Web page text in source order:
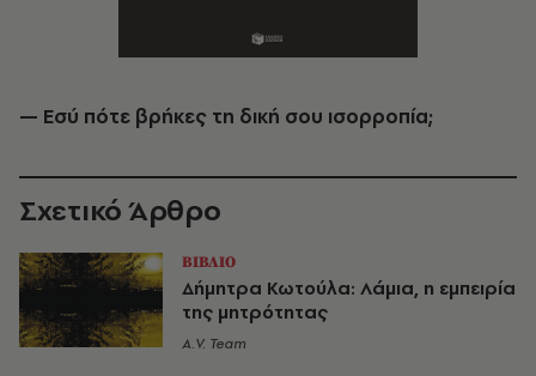
— Εσύ πότε βρήκες τη δική σου ισορροπία;
Σχετικό Άρθρο
ΒΙΒΛΙΟ
Δήμητρα Κωτούλα: Λάμια, η εμπειρία
της μητρότητας
A.V. Team